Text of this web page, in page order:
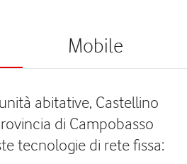
Mobile
abitative, Castellino
di Campobasso
tecnologie di rete fissa: